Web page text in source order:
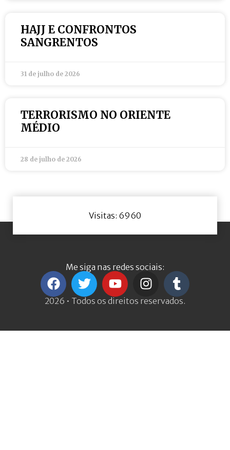
HAJJ E CONFRONTOS
SANGRENTOS
31 de julho de 2026
TERRORISMO NO ORIENTE
MÉDIO
28 de julho de 2026
Visitas: 6960
Me siga nas redes sociais:
2026 • Todos os direitos reservados.